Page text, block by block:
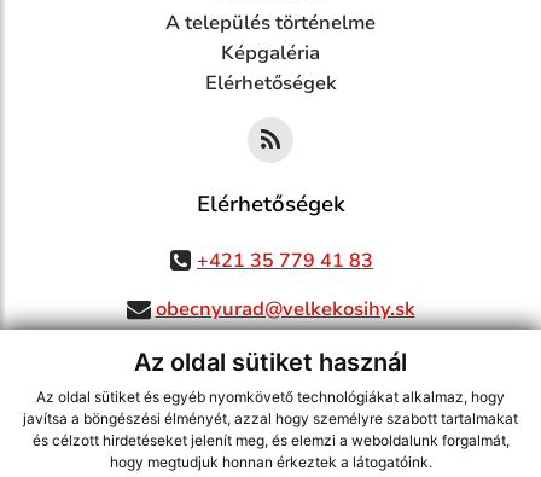
Az oldal sütiket használ
Az oldal sütiket és egyéb nyomkövető technológiákat alkalmaz, hogy
javítsa a böngészési élményét, azzal hogy személyre szabott tartalmakat
és célzott hirdetéseket jelenít meg, és elemzi a weboldalunk forgalmát,
hogy megtudjuk honnan érkeztek a látogatóink.
A település történelme
Képgaléria
Elérhetőségek
Elérhetőségek
+421 35 779 41 83
obecnyurad@velkekosihy.sk
jusson a legfrissebb információkhoz az RSS csatornánkon keresztűl,
ECHELON 2 tartalomkezelő rendszer,Honlap térkép,Internetes portál
webex.digital, s.r.o.,doménnevek ,doménnév regisztráció